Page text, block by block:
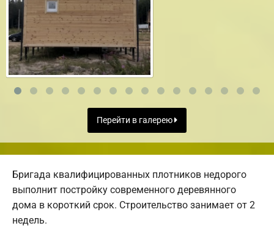
Перейти в галерею
Бригада квалифицированных плотников недорого
выполнит постройку современного деревянного
дома в короткий срок. Строительство занимает от 2
недель.